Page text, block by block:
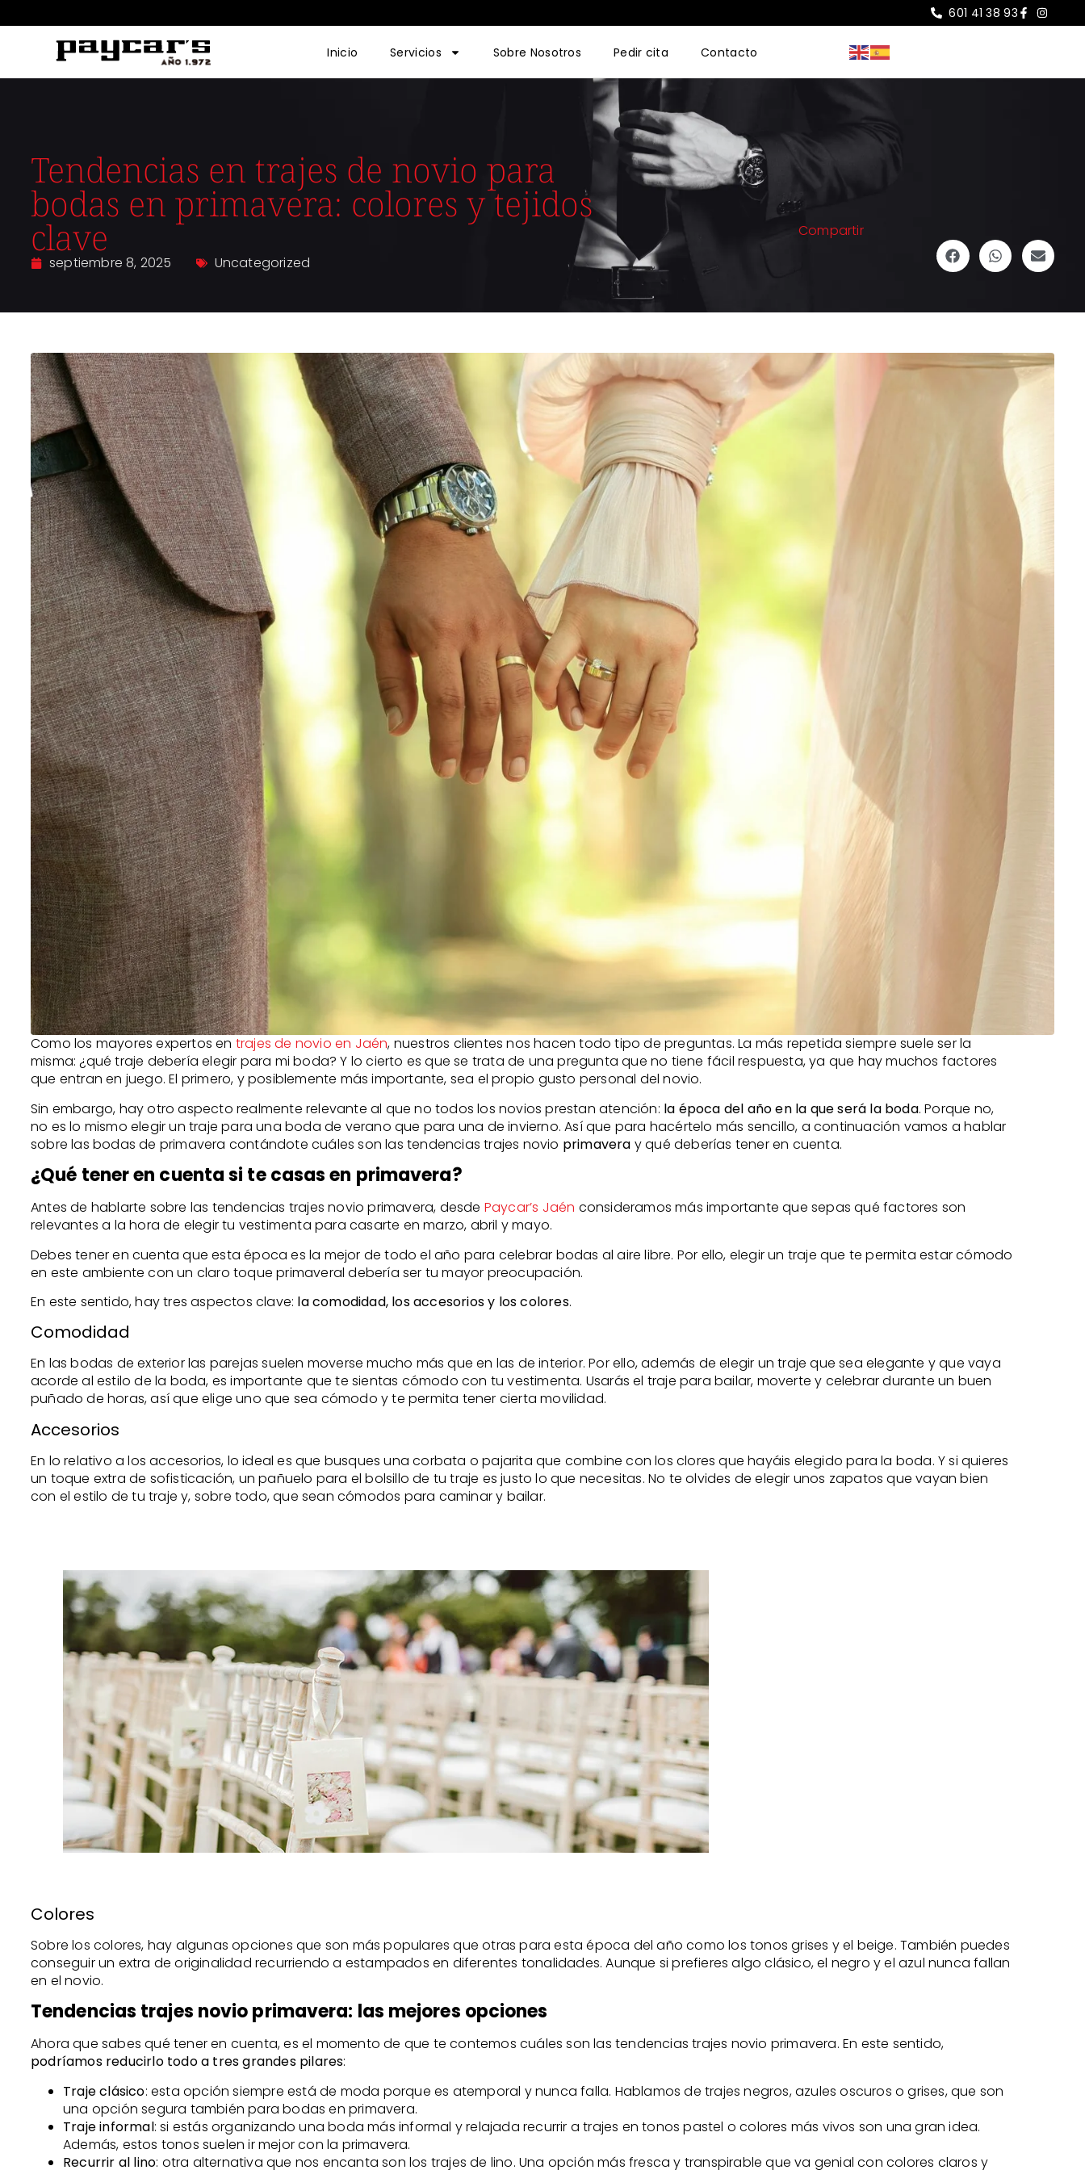
601 41 38 93
Inicio Servicios Sobre Nosotros Pedir cita Contacto
Tendencias en trajes de novio para
bodas en primavera: colores y tejidos
clave
septiembre 8, 2025 Uncategorized
Compartir
Como los mayores expertos en trajes de novio en Jaén, nuestros clientes nos hacen todo tipo de preguntas. La más repetida siempre suele ser la
misma: ¿qué traje debería elegir para mi boda? Y lo cierto es que se trata de una pregunta que no tiene fácil respuesta, ya que hay muchos factores
que entran en juego. El primero, y posiblemente más importante, sea el propio gusto personal del novio.
Sin embargo, hay otro aspecto realmente relevante al que no todos los novios prestan atención: la época del año en la que será la boda. Porque no,
no es lo mismo elegir un traje para una boda de verano que para una de invierno. Así que para hacértelo más sencillo, a continuación vamos a hablar
sobre las bodas de primavera contándote cuáles son las tendencias trajes novio primavera y qué deberías tener en cuenta.
¿Qué tener en cuenta si te casas en primavera?
Antes de hablarte sobre las tendencias trajes novio primavera, desde Paycar’s Jaén consideramos más importante que sepas qué factores son
relevantes a la hora de elegir tu vestimenta para casarte en marzo, abril y mayo.
Debes tener en cuenta que esta época es la mejor de todo el año para celebrar bodas al aire libre. Por ello, elegir un traje que te permita estar cómodo
en este ambiente con un claro toque primaveral debería ser tu mayor preocupación.
En este sentido, hay tres aspectos clave: la comodidad, los accesorios y los colores.
Comodidad
En las bodas de exterior las parejas suelen moverse mucho más que en las de interior. Por ello, además de elegir un traje que sea elegante y que vaya
acorde al estilo de la boda, es importante que te sientas cómodo con tu vestimenta. Usarás el traje para bailar, moverte y celebrar durante un buen
puñado de horas, así que elige uno que sea cómodo y te permita tener cierta movilidad.
Accesorios
En lo relativo a los accesorios, lo ideal es que busques una corbata o pajarita que combine con los clores que hayáis elegido para la boda. Y si quieres
un toque extra de sofisticación, un pañuelo para el bolsillo de tu traje es justo lo que necesitas. No te olvides de elegir unos zapatos que vayan bien
con el estilo de tu traje y, sobre todo, que sean cómodos para caminar y bailar.
Colores
Sobre los colores, hay algunas opciones que son más populares que otras para esta época del año como los tonos grises y el beige. También puedes
conseguir un extra de originalidad recurriendo a estampados en diferentes tonalidades. Aunque si prefieres algo clásico, el negro y el azul nunca fallan
en el novio.
Tendencias trajes novio primavera: las mejores opciones
Ahora que sabes qué tener en cuenta, es el momento de que te contemos cuáles son las tendencias trajes novio primavera. En este sentido,
podríamos reducirlo todo a tres grandes pilares:
Traje clásico: esta opción siempre está de moda porque es atemporal y nunca falla. Hablamos de trajes negros, azules oscuros o grises, que son
una opción segura también para bodas en primavera.
Traje informal: si estás organizando una boda más informal y relajada recurrir a trajes en tonos pastel o colores más vivos son una gran idea.
Además, estos tonos suelen ir mejor con la primavera.
Recurrir al lino: otra alternativa que nos encanta son los trajes de lino. Una opción más fresca y transpirable que va genial con colores claros y